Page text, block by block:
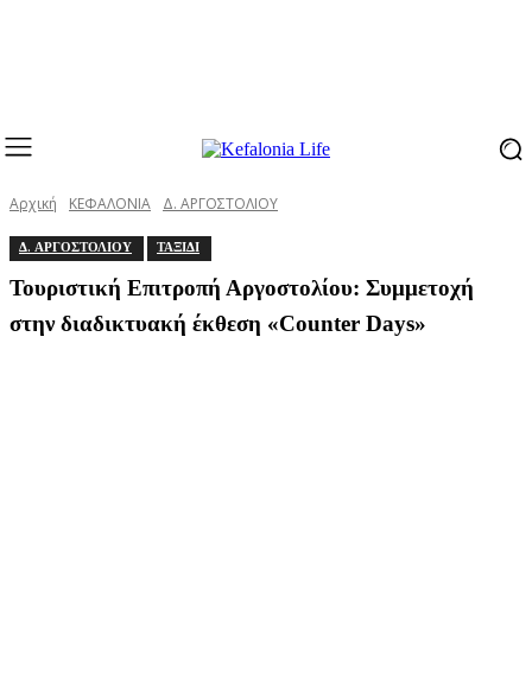
Αρχική ΚΕΦΑΛΟΝΙΑ Δ. ΑΡΓΟΣΤΟΛΙΟΥ
Δ. ΑΡΓΟΣΤΟΛΙΟΥ ΤΑΞΙΔΙ
Τουριστική Επιτροπή Αργοστολίου: Συμμετοχή
στην διαδικτυακή έκθεση «Counter Days»